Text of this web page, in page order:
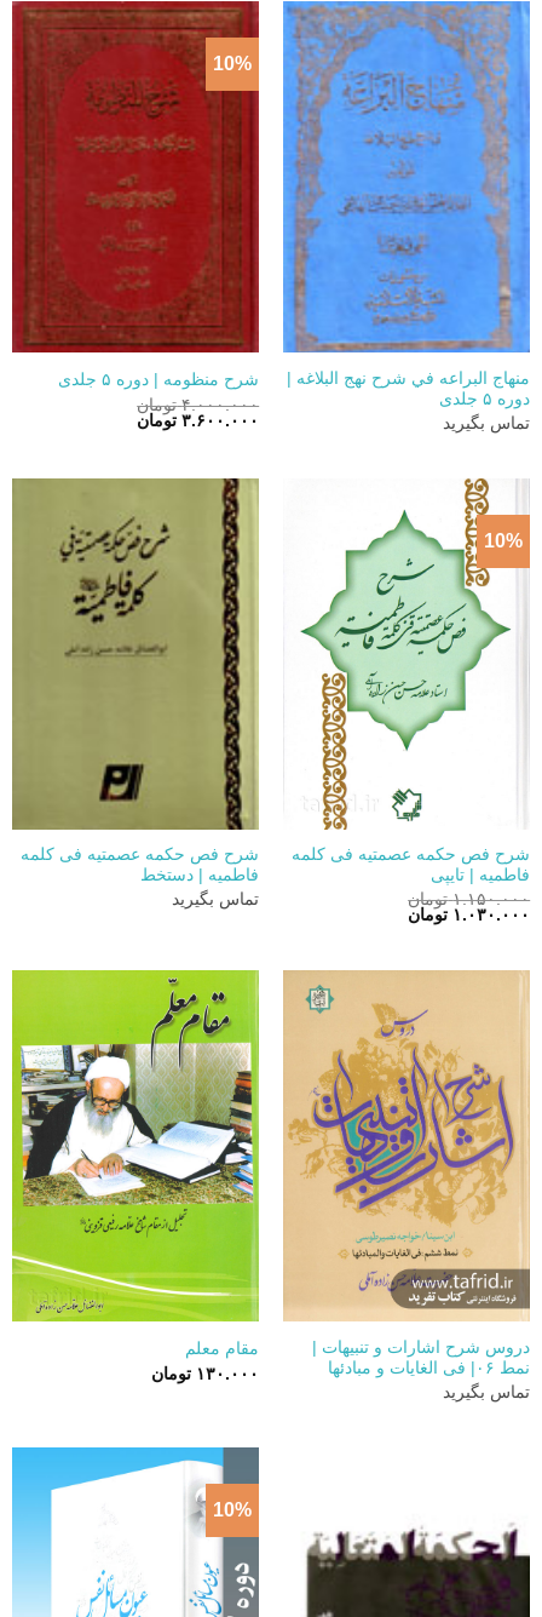
منهاج البراعه في شرح نهج البلاغه |
دوره ۵ جلدی
تماس بگیرید
10%
شرح منظومه | دوره ۵ جلدی
۴.۰۰۰.۰۰۰ تومان
قیمت
۳.۶۰۰.۰۰۰ تومانقیمت
10%
شرح فص حکمه عصمتیه فی کلمه
فاطمیه | تایپی
۱.۱۵۰.۰۰۰ تومان
قیمت
۱.۰۳۰.۰۰۰ تومانقیمت
شرح فص حکمه عصمتیه فی کلمه
فاطمیه | دستخط
تماس بگیرید
دروس شرح اشارات و تنبیهات |
نمط ۰۶| فی الغایات و مبادئها
تماس بگیرید
مقام معلم
۱۳۰.۰۰۰ تومان
10%